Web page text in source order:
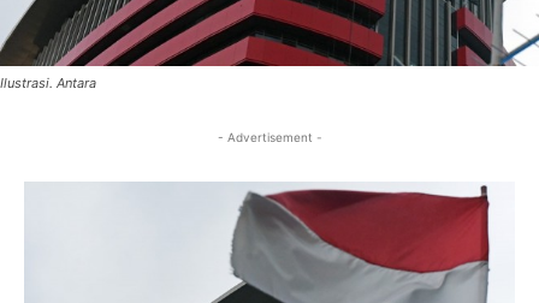
Ilustrasi. Antara
- Advertisement -